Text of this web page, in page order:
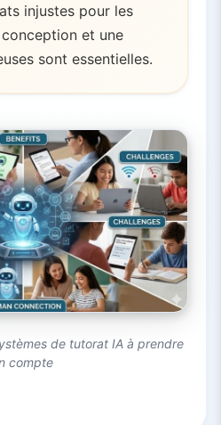
injustes pour les
et une
sont essentielles.
de tutorat IA à prendre
compte